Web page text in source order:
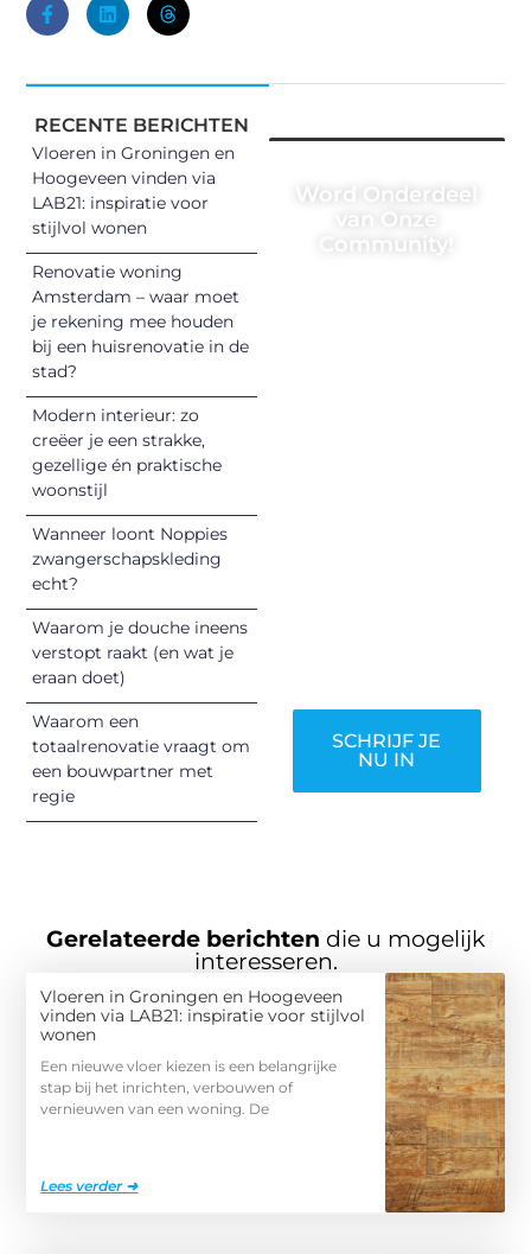
RECENTE BERICHTEN
Vloeren in Groningen en
Hoogeveen vinden via
LAB21: inspiratie voor
stijlvol wonen
Renovatie woning
Amsterdam – waar moet
je rekening mee houden
bij een huisrenovatie in de
stad?
Modern interieur: zo
creëer je een strakke,
gezellige én praktische
woonstijl
Wanneer loont Noppies
zwangerschapskleding
echt?
Waarom je douche ineens
verstopt raakt (en wat je
eraan doet)
Waarom een
totaalrenovatie vraagt om
een bouwpartner met
regie
Word Onderdeel
van Onze
Community!
SCHRIJF JE
NU IN
Gerelateerde berichten die u mogelijk
interesseren.
Vloeren in Groningen en Hoogeveen
vinden via LAB21: inspiratie voor stijlvol
wonen
Een nieuwe vloer kiezen is een belangrijke
stap bij het inrichten, verbouwen of
vernieuwen van een woning. De
Lees verder ➜